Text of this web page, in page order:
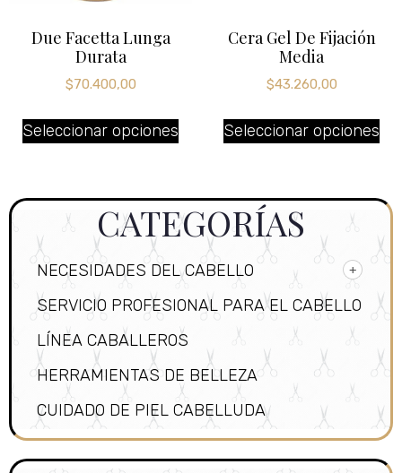
Due Facetta Lunga
Durata
$70.400,00
Seleccionar opciones
Cera Gel De Fijación
Media
$43.260,00
Seleccionar opciones
CATEGORÍAS
NECESIDADES DEL CABELLO
SERVICIO PROFESIONAL PARA EL CABELLO
LÍNEA CABALLEROS
HERRAMIENTAS DE BELLEZA
CUIDADO DE PIEL CABELLUDA